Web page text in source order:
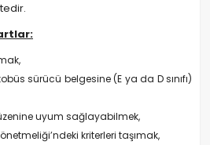
sürücü belgesine (E ya da D sınıfı)
uyum sağlayabilmek,
kriterleri taşımak,